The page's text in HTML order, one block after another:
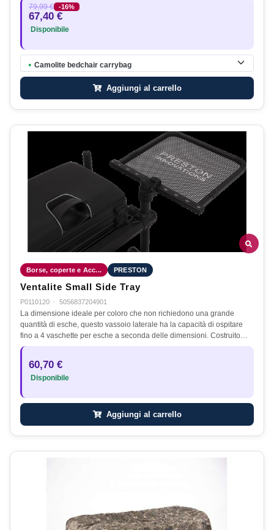
79,99 € -16%
67,40 €
Disponibile
● Camolite bedchair carrybag
Aggiungi al carrello
Borse, coperte e Acc... PRESTON
Ventalite Small Side Tray
P0110120 · 5056837204901
La dimensione ideale per coloro che non richiedono una grande
quantità di esche, questo vassoio laterale ha la capacità di ospitare
fino a 4 vaschette per esche a seconda delle dimensioni. Costruito…
60,70 €
Disponibile
Aggiungi al carrello